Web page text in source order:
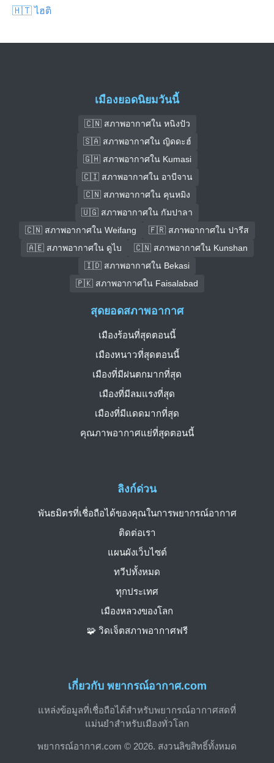
🇭🇹 ไฮติ
เมืองยอดนิยมวันนี้
🇨🇳 สภาพอากาศใน หนิงปัว
🇸🇦 สภาพอากาศใน ญิดดะฮ์
🇬🇭 สภาพอากาศใน Kumasi
🇨🇮 สภาพอากาศใน อาบีจาน
🇨🇳 สภาพอากาศใน คุนหมิง
🇺🇬 สภาพอากาศใน กัมปาลา
🇨🇳 สภาพอากาศใน Weifang
🇫🇷 สภาพอากาศใน ปารีส
🇦🇪 สภาพอากาศใน ดูไบ
🇨🇳 สภาพอากาศใน Kunshan
🇮🇩 สภาพอากาศใน Bekasi
🇵🇰 สภาพอากาศใน Faisalabad
เกี่ยวกับ พยากรณ์อากาศ.com
แหล่งข้อมูลที่เชื่อถือได้สำหรับพยากรณ์อากาศสดที่
แม่นยำสำหรับเมืองทั่วโลก
พยากรณ์อากาศ.com © 2026. สงวนลิขสิทธิ์ทั้งหมด
ลิงก์ด่วน
พันธมิตรที่เชื่อถือได้ของคุณในการพยากรณ์อากาศ
ติดต่อเรา
แผนผังเว็บไซต์
ทวีปทั้งหมด
ทุกประเทศ
เมืองหลวงของโลก
🧩 วิดเจ็ตสภาพอากาศฟรี
สุดยอดสภาพอากาศ
เมืองร้อนที่สุดตอนนี้
เมืองหนาวที่สุดตอนนี้
เมืองที่มีฝนตกมากที่สุด
เมืองที่มีลมแรงที่สุด
เมืองที่มีแดดมากที่สุด
คุณภาพอากาศแย่ที่สุดตอนนี้